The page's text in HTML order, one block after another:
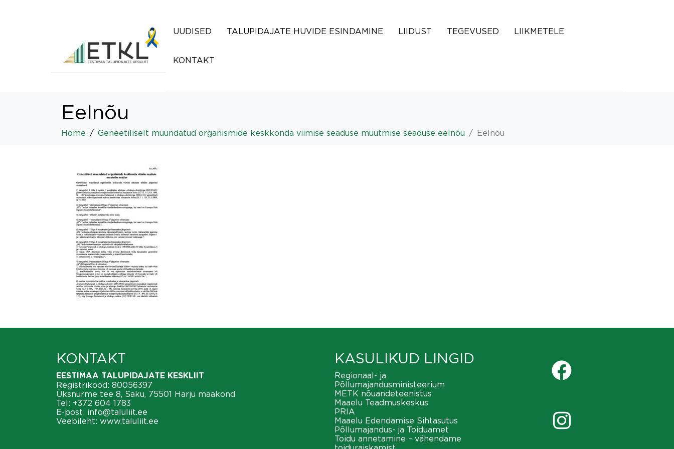
UUDISED TALUPIDAJATE HUVIDE ESINDAMINE LIIDUST TEGEVUSED LIIKMETELE
KONTAKT
Eelnõu
Home Geneetiliselt muundatud organismide keskkonda viimise seaduse muutmise seaduse eelnõu Eelnõu
KONTAKT
EESTIMAA TALUPIDAJATE KESKLIIT
Registrikood: 80056397
Üksnurme tee 8, Saku, 75501 Harju maakond
Tel: +372 604 1783
E-post: info@taluliit.ee
Veebileht: www.taluliit.ee
KASULIKUD LINGID
Regionaal- ja
Põllumajandusministeerium
METK nõuandeteenistus
Maaelu Teadmuskeskus
PRIA
Maaelu Edendamise Sihtasutus
Põllumajandus- ja Toiduamet
Toidu annetamine – vähendame